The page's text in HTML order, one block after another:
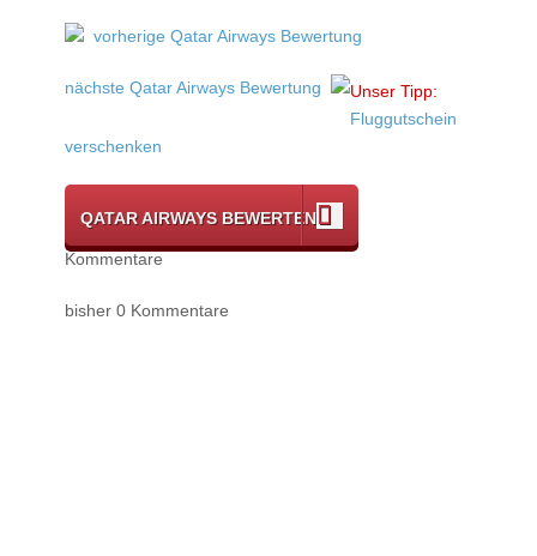
vorherige Qatar Airways Bewertung
nächste Qatar Airways Bewertung
Unser Tipp:
Fluggutschein
verschenken
QATAR AIRWAYS BEWERTEN
Kommentare
bisher 0 Kommentare